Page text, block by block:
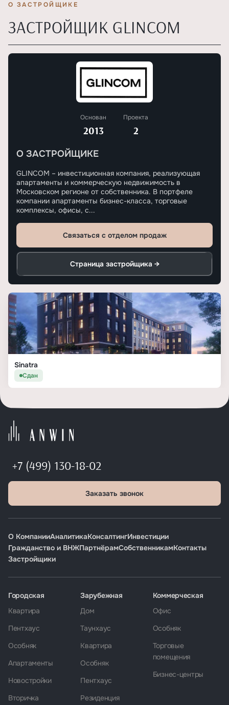
О ЗАСТРОЙЩИКЕ
ЗАСТРОЙЩИК GLINCOM
Основан
2013
Проекта
2
О ЗАСТРОЙЩИКЕ
GLINCOM – инвестиционная компания, реализующая
апартаменты и коммерческую недвижимость в
Московском регионе от собственника. В портфеле
компании апартаменты бизнес-класса, торговые
комплексы, офисы, с...
Связаться с отделом продаж
Страница застройщика →
Sinatra
Сдан
+7 (499) 130-18-02
Заказать звонок
О КомпанииАналитикаКонсалтингИнвестиции
Гражданство и ВНЖПартнёрамСобственникамКонтакты
Застройщики
Городская
Квартира
Пентхаус
Особняк
Апартаменты
Новостройки
Вторичка
Зарубежная
Дом
Таунхаус
Квартира
Особняк
Пентхаус
Резиденция
Коммерческая
Офис
Особняк
Торговые
помещения
Бизнес-центры